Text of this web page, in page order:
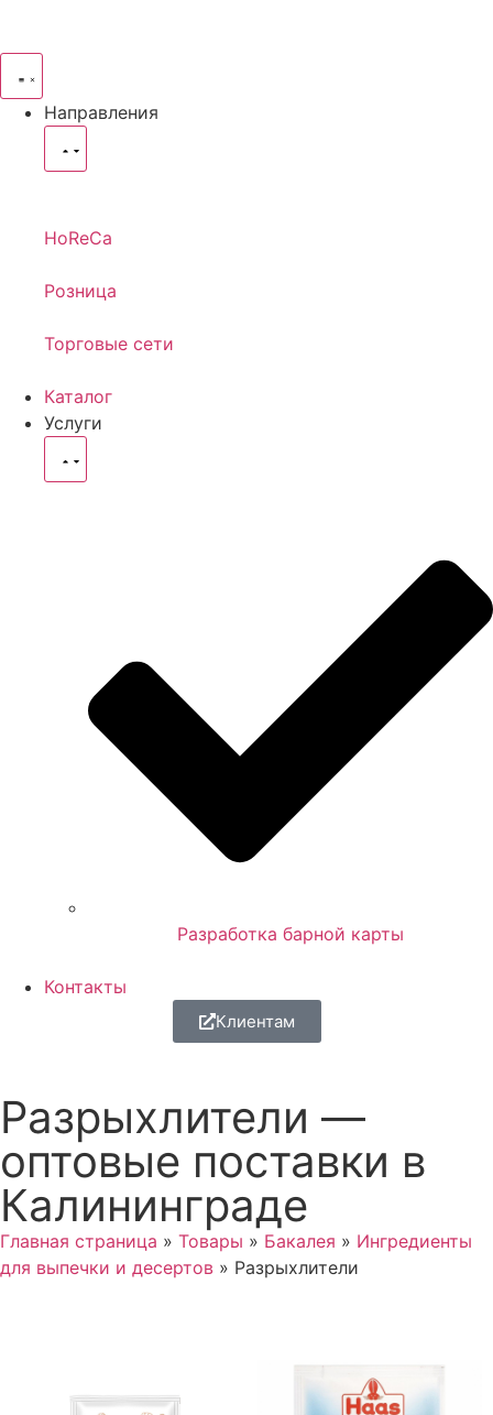
Направления
HoReCa
Розница
Торговые сети
Каталог
Услуги
Разработка барной карты
Контакты
Клиентам
Разрыхлители —
оптовые поставки в
Калининграде
Главная страница » Товары » Бакалея » Ингредиенты
для выпечки и десертов » Разрыхлители